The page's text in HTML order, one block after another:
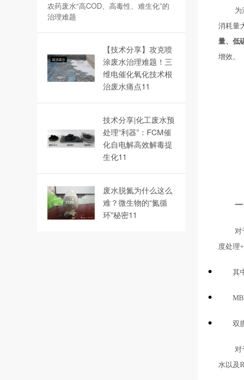
农药废水“高COD、高毒性、难生化”的
治理难题
【技术分享】攻克喷
涂废水治理难题！三
维电催化氧化技术根
治废水痛点11
技术分享|化工废水预
处理“利器”：FCM催
化自电解高效解毒提
生化11
废水脱氮为什么这么
难？微生物的“氮循
环”秘密11
为
消耗量
量、低
增效。
对
度处理
其
双
对
水以及